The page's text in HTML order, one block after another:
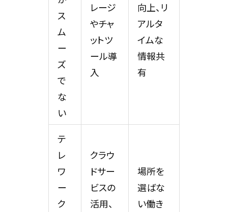
ス
ム
ー
ズ
で
な
い
レージ
やチャ
ットツ
ール導
入
向上、リ
アルタ
イムな
情報共
有
テ
レ
ワ
ー
ク
クラウ
ドサー
ビスの
活用、
場所を
選ばな
い働き